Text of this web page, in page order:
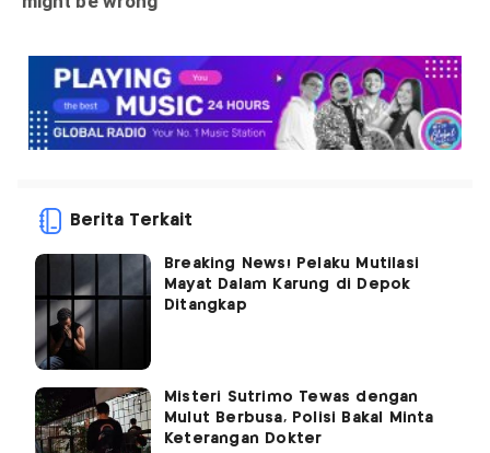
Berita Terkait
Breaking News! Pelaku Mutilasi
Mayat Dalam Karung di Depok
Ditangkap
Misteri Sutrimo Tewas dengan
Mulut Berbusa, Polisi Bakal Minta
Keterangan Dokter